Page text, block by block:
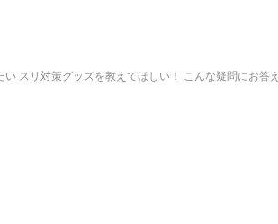
スリ対策グッズを教えてほしい！ こんな疑問にお答え